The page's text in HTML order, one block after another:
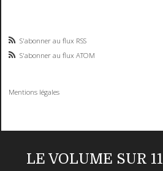
S'abonner au flux RSS
S'abonner au flux ATOM
Mentions légales
LE VOLUME SUR 11